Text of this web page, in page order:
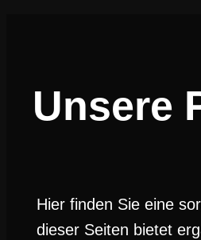
Unsere
Hier finden Sie eine
dieser Seiten bietet